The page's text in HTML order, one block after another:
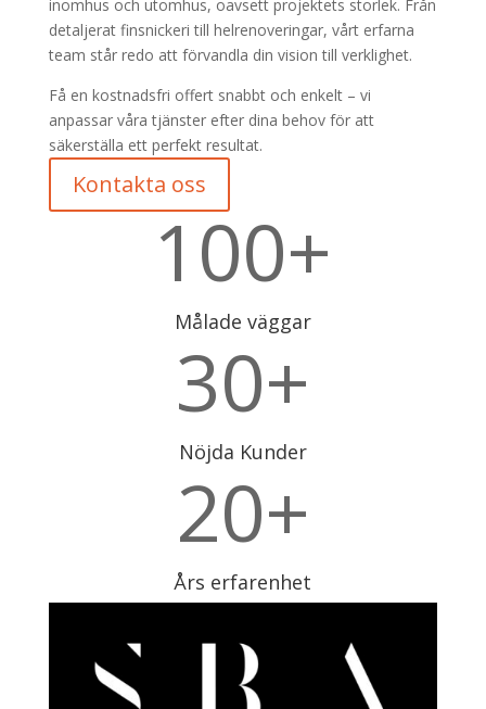
inomhus och utomhus, oavsett projektets storlek. Från
detaljerat finsnickeri till helrenoveringar, vårt erfarna
team står redo att förvandla din vision till verklighet.
Få en kostnadsfri offert snabbt och enkelt – vi
anpassar våra tjänster efter dina behov för att
säkerställa ett perfekt resultat.
Kontakta oss
100+
Målade väggar
30+
Nöjda Kunder
20+
Års erfarenhet